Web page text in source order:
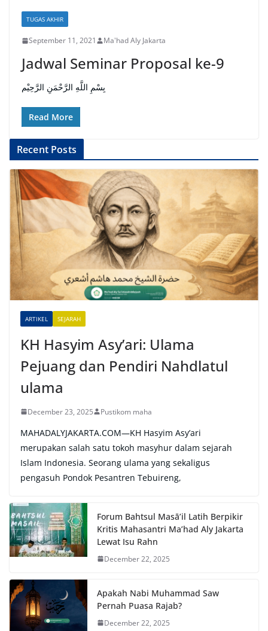
TUGAS AKHIR
September 11, 2021 Ma'had Aly Jakarta
Jadwal Seminar Proposal ke-9
بِسْمِ اللَّهِ الرَّحْمَنِ الرَّحِيْم
Read More
Recent Posts
ARTIKEL SEJARAH
KH Hasyim Asy’ari: Ulama
Pejuang dan Pendiri Nahdlatul
ulama
December 23, 2025 Pustikom maha
MAHADALYJAKARTA.COM—KH Hasyim Asy’ari
merupakan salah satu tokoh masyhur dalam sejarah
Islam Indonesia. Seorang ulama yang sekaligus
pengasuh Pondok Pesantren Tebuireng,
Forum Bahtsul Masā’il Latih Berpikir
Kritis Mahasantri Ma’had Aly Jakarta
Lewat Isu Rahn
December 22, 2025
Apakah Nabi Muhammad Saw
Pernah Puasa Rajab?
December 22, 2025